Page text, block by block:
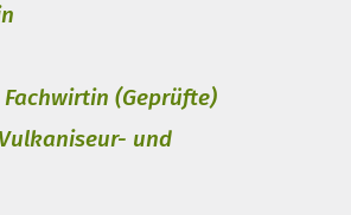
(Geprüfte)
und